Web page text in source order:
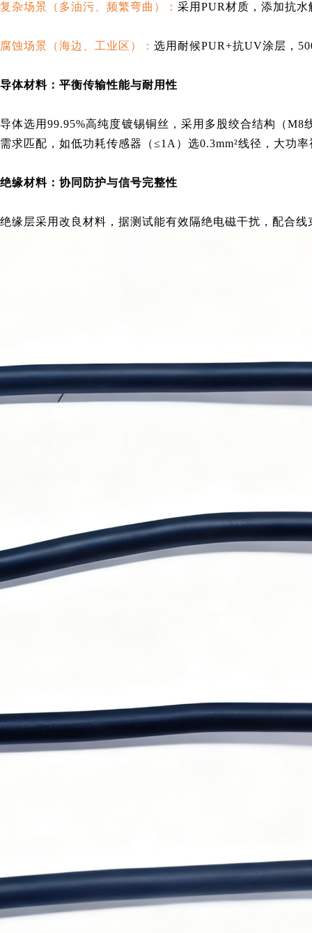
复杂场景（多油污、频繁弯曲）： 采用PUR材质，添加抗
腐蚀场景（海边、工业区）： 选用耐候PUR+抗UV涂层，
导体材料：平衡传输性能与耐用性
导体选用99.95%高纯度镀锡铜丝，采用多股绞合结构（
需求匹配，如低功耗传感器（≤1A）选0.3mm²线径，大功
绝缘材料：协同防护与信号完整性
绝缘层采用 改良材料，据测试能有效隔绝电磁干扰，配合